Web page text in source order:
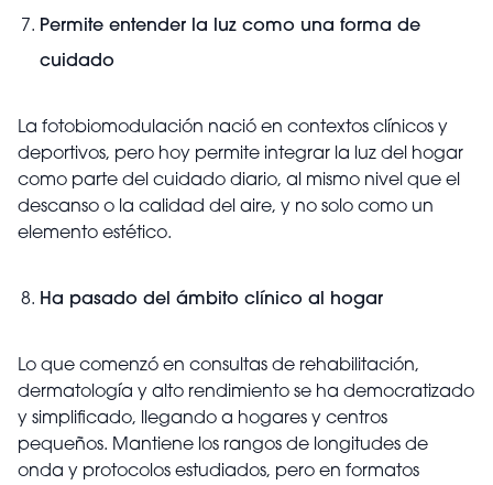
Permite entender la luz como una forma de
cuidado
La fotobiomodulación nació en contextos clínicos y
deportivos, pero hoy permite integrar la luz del hogar
como parte del cuidado diario, al mismo nivel que el
descanso o la calidad del aire, y no solo como un
elemento estético.
Ha pasado del ámbito clínico al hogar
Lo que comenzó en consultas de rehabilitación,
dermatología y alto rendimiento se ha democratizado
y simplificado, llegando a hogares y centros
pequeños. Mantiene los rangos de longitudes de
onda y protocolos estudiados, pero en formatos